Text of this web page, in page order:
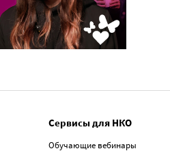
Сервисы для НКО
Обучающие вебинары